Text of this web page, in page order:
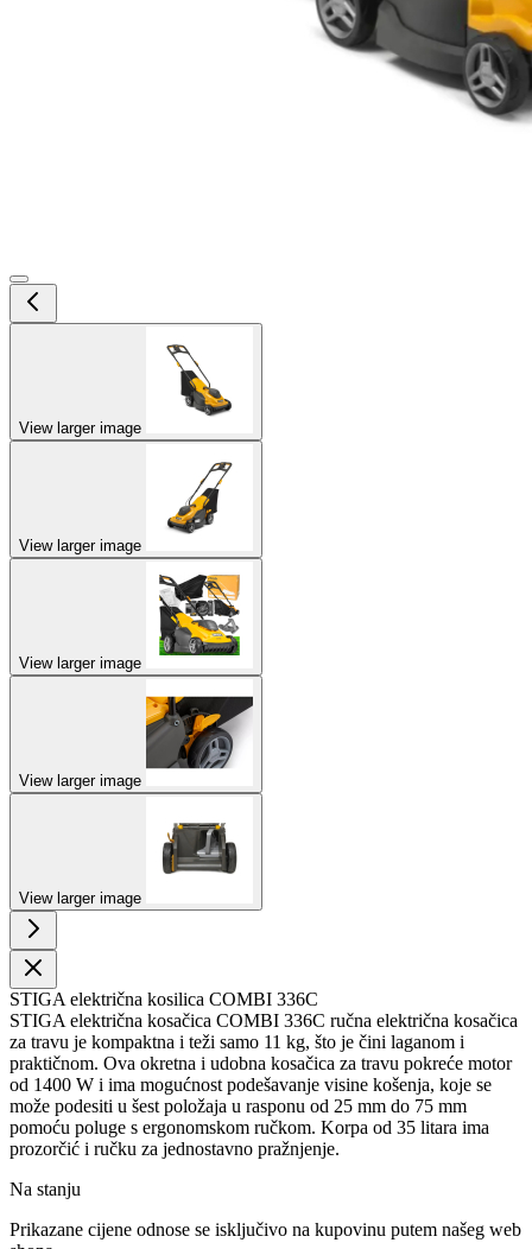
View larger image
View larger image
View larger image
View larger image
View larger image
STIGA električna kosilica COMBI 336C
STIGA električna kosačica COMBI 336C ručna električna kosačica
za travu je kompaktna i teži samo 11 kg, što je čini laganom i
praktičnom. Ova okretna i udobna kosačica za travu pokreće motor
od 1400 W i ima mogućnost podešavanje visine košenja, koje se
može podesiti u šest položaja u rasponu od 25 mm do 75 mm
pomoću poluge s ergonomskom ručkom. Korpa od 35 litara ima
prozorčić i ručku za jednostavno pražnjenje.
Na stanju
Prikazane cijene odnose se isključivo na kupovinu putem našeg web